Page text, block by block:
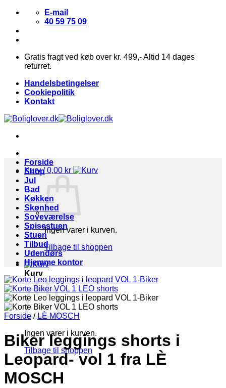
Fortsæt
indhold
E-mail
40 59 75 09
Gratis fragt ved køb over kr. 499,- Altid 14 dages
returret.
Handelsbetingelser
Cookiepolitik
Kontakt
Kurv /0,00 kr
Ingen varer i kurven.
Tilbage til shoppen
Kurv
Ingen varer i kurven.
Tilbage til shoppen
Forside
Shop
Jul
Bad
Køkken
Skønhed
Soveværelse
Spisestuen
Stuen
Tilbud
Udendørs
Hjemme kontor
Forside / LÈ MOSCH
Biker leggings shorts i
Leopard- vol 1 fra LÈ
MOSCH